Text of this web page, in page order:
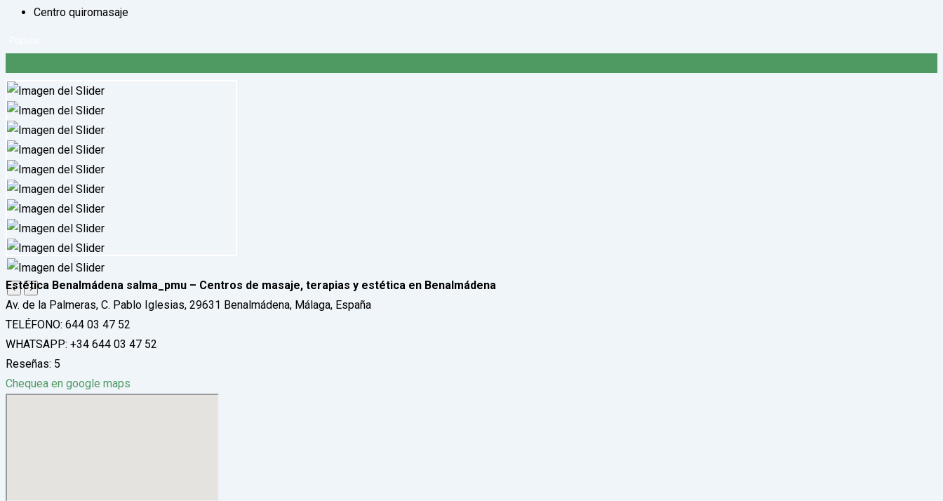
Centro quiromasaje
‹ ›
Estética Benalmádena salma_pmu – Centros de masaje, terapias y estética en Benalmádena
Av. de la Palmeras, C. Pablo Iglesias, 29631 Benalmádena, Málaga, España
TELÉFONO: 644 03 47 52
WHATSAPP: +34 644 03 47 52
Reseñas: 5
Chequea en google maps